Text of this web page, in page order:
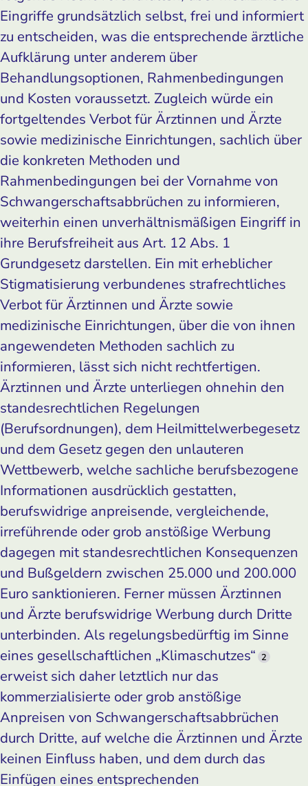
Eingriffe grundsätzlich selbst, frei und informiert
zu entscheiden, was die entsprechende ärztliche
Aufklärung unter anderem über
Behandlungsoptionen, Rahmenbedingungen
und Kosten voraussetzt. Zugleich würde ein
fortgeltendes Verbot für Ärztinnen und Ärzte
sowie medizinische Einrichtungen, sachlich über
die konkreten Methoden und
Rahmenbedingungen bei der Vornahme von
Schwangerschaftsabbrüchen zu informieren,
weiterhin einen unverhältnismäßigen Eingriff in
ihre Berufsfreiheit aus Art. 12 Abs. 1
Grundgesetz darstellen. Ein mit erheblicher
Stigmatisierung verbundenes strafrechtliches
Verbot für Ärztinnen und Ärzte sowie
medizinische Einrichtungen, über die von ihnen
angewendeten Methoden sachlich zu
informieren, lässt sich nicht rechtfertigen.
Ärztinnen und Ärzte unterliegen ohnehin den
standesrechtlichen Regelungen
(Berufsordnungen), dem Heilmittelwerbegesetz
und dem Gesetz gegen den unlauteren
Wettbewerb, welche sachliche berufsbezogene
Informationen ausdrücklich gestatten,
berufswidrige anpreisende, vergleichende,
irreführende oder grob anstößige Werbung
dagegen mit standesrechtlichen Konsequenzen
und Bußgeldern zwischen 25.000 und 200.000
Euro sanktionieren. Ferner müssen Ärztinnen
und Ärzte berufswidrige Werbung durch Dritte
unterbinden. Als regelungsbedürftig im Sinne
eines gesellschaftlichen „Klimaschutzes“ 2
erweist sich daher letztlich nur das
kommerzialisierte oder grob anstößige
Anpreisen von Schwangerschaftsabbrüchen
durch Dritte, auf welche die Ärztinnen und Ärzte
keinen Einfluss haben, und dem durch das
Einfügen eines entsprechenden